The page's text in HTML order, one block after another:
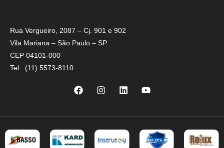
Rua Vergueiro, 2087 – Cj. 901 e 902
Vila Mariana – São Paulo – SP
CEP 04101-000
Tel.: (11) 5573-8110